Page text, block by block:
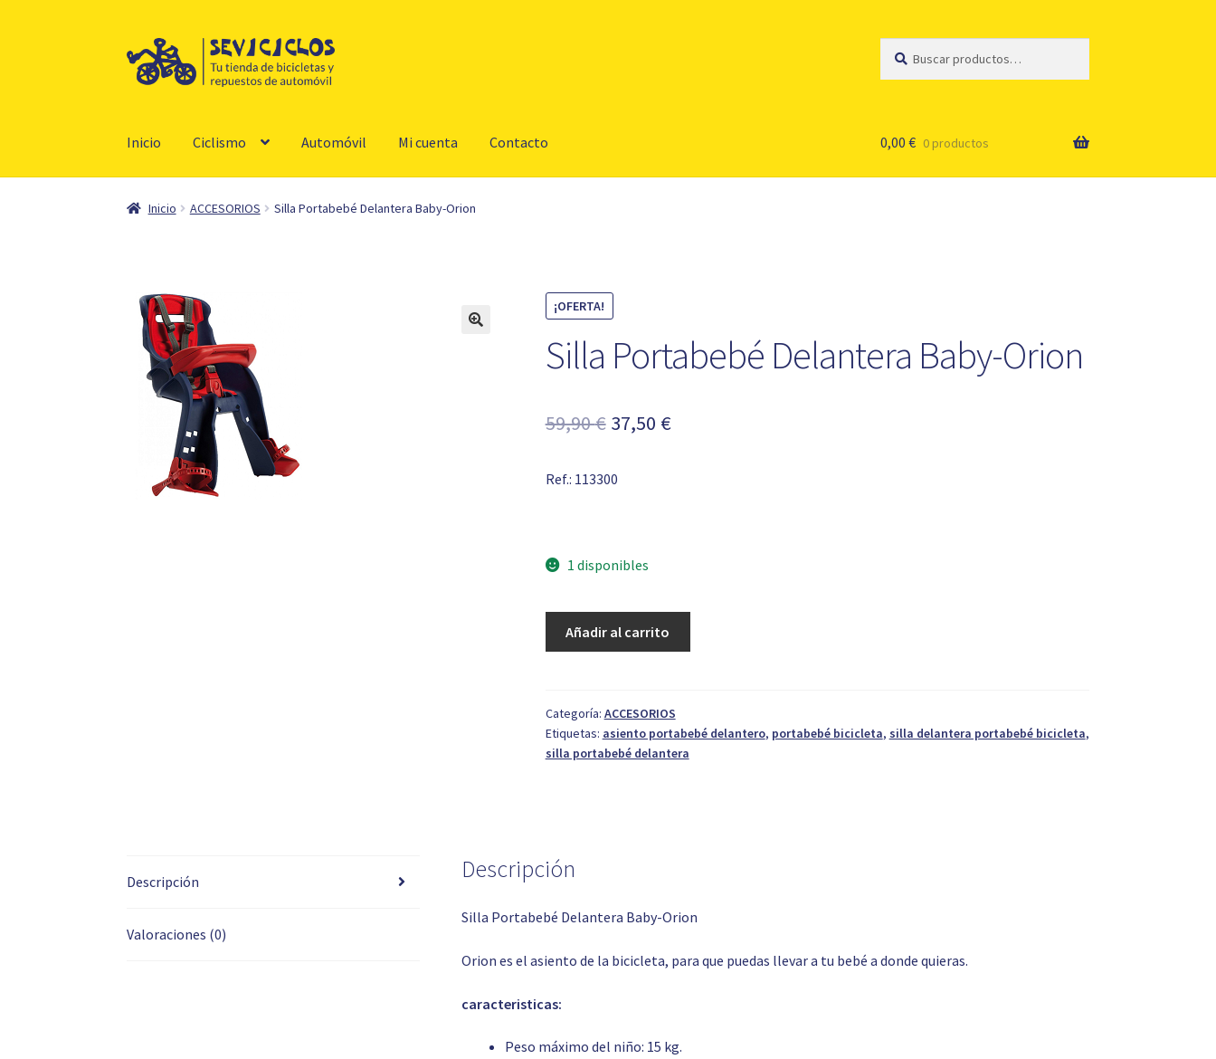
Ir
a
Ir
al
por:
Inicio Ciclismo Automóvil Mi cuenta Contacto 0,00 € 0 productos
Inicio ACCESORIOS Silla Portabebé Delantera Baby-Orion
¡OFERTA!
Silla Portabebé Delantera Baby-Orion
59,90€ El
original
37,50 €El
Ref.: 113300
1 disponibles
Orion
cantidad
Añadir al carrito
Categoría: ACCESORIOS
Etiquetas: asiento portabebé delantero, portabebé bicicleta, silla delantera portabebé bicicleta,
silla portabebé delantera
Descripción
Valoraciones (0)
Descripción
Silla Portabebé Delantera Baby-Orion
Orion es el asiento de la bicicleta, para que puedas llevar a tu bebé a donde quieras.
caracteristicas:
Peso máximo del niño: 15 kg.